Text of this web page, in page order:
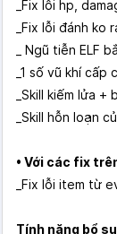
_Fix lỗi hp,
_Fix lỗi đánh ko
_ Ngũ tiễn ELF
_1 số vũ khí cấp
_Skill kiếm lửa
_Skill hỗn loạn
• Với các fix
_Fix lỗi item từ
Tính năng bổ